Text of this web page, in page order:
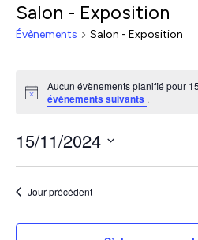
Salon - Exposition
Évènements Salon - Exposition
Évènements
for
15
novembre
2024
Notice
Aucun évènements planifié pour
évènements suivants .
15/11/2024
Sélectionnez
uneJour précédent